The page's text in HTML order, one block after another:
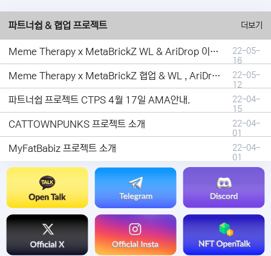
파트너쉽 & 협업 프로젝트 더보기
Meme Therapy x MetaBrickZ WL & AriDrop 이벤트 결과안내!
22-05-
16
Meme Therapy x MetaBrickZ 협업 & WL , AriDrop 이벤트 안내
22-05-
12
파트너쉽 프로젝트 CTPS 4월 17일 AMA안내.
22-04-
15
CATTOWNPUNKS 프로젝트 소개
22-04-
01
MyFatBabiz 프로젝트 소개
22-04-
01